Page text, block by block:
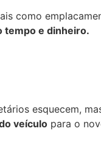
como
tempo e dinheiro.
esquecem,
veículo para o